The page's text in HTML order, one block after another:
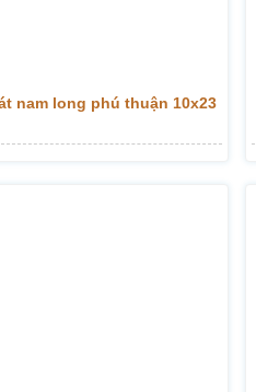
nam long phú thuận 10x23